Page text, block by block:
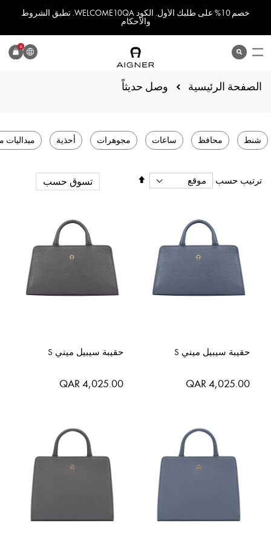
خصم 10% على طلبك الأول. الكود WELCOME10QA. تطبق الشروط
والأحكام
search
0المنتج
اللغة
الصفحة الرئيسية وصل حديثاً
شنط محافظ ساعات مجوهرات أحذية ميداليات
ترتيب حسب
تحديد
حقيبة سيبيل ميني S
QAR 4,025.00
حقيبة سيبيل ميني S
QAR 4,025.00
تسوق حسب